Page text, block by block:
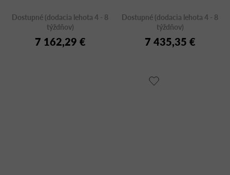
Dostupné (dodacia lehota 4 - 8
týždňov)
7 162,29 €
Dostupné (dodacia lehota 4 - 8
týždňov)
7 435,35 €